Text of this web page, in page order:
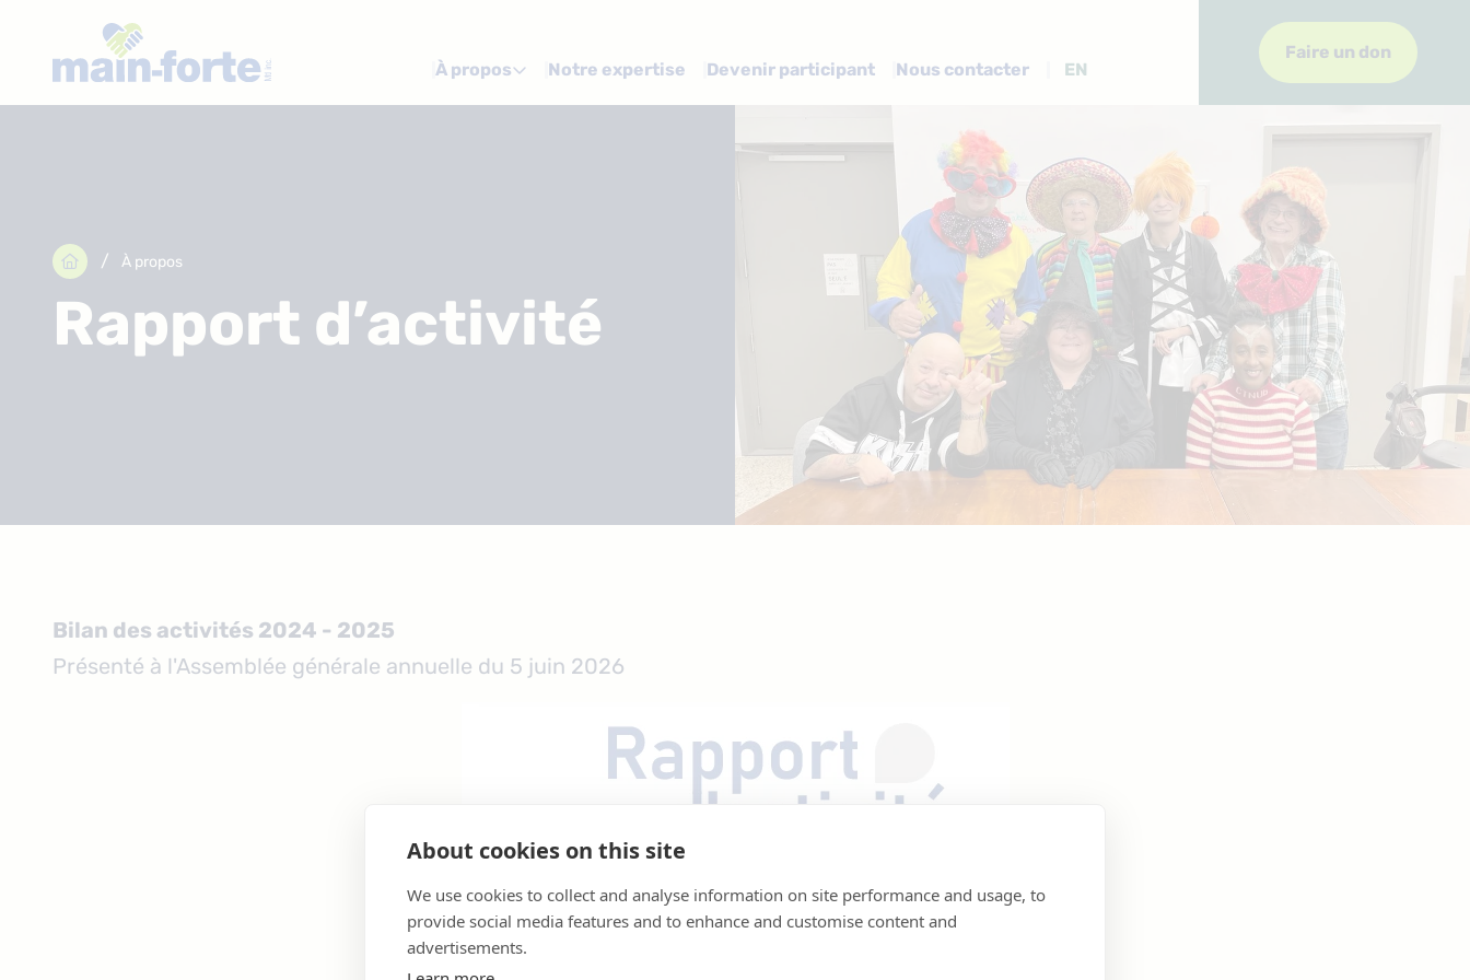
À propos Notre expertise Devenir participant Nous contacter EN
Faire un don
 / À propos
Rapport d’activité
Bilan des activités 2024 - 2025
Présenté à l'Assemblée générale annuelle du 5 juin 2026
About cookies on this site
We use cookies to collect and analyse information on site performance and usage, to
provide social media features and to enhance and customise content and
advertisements.